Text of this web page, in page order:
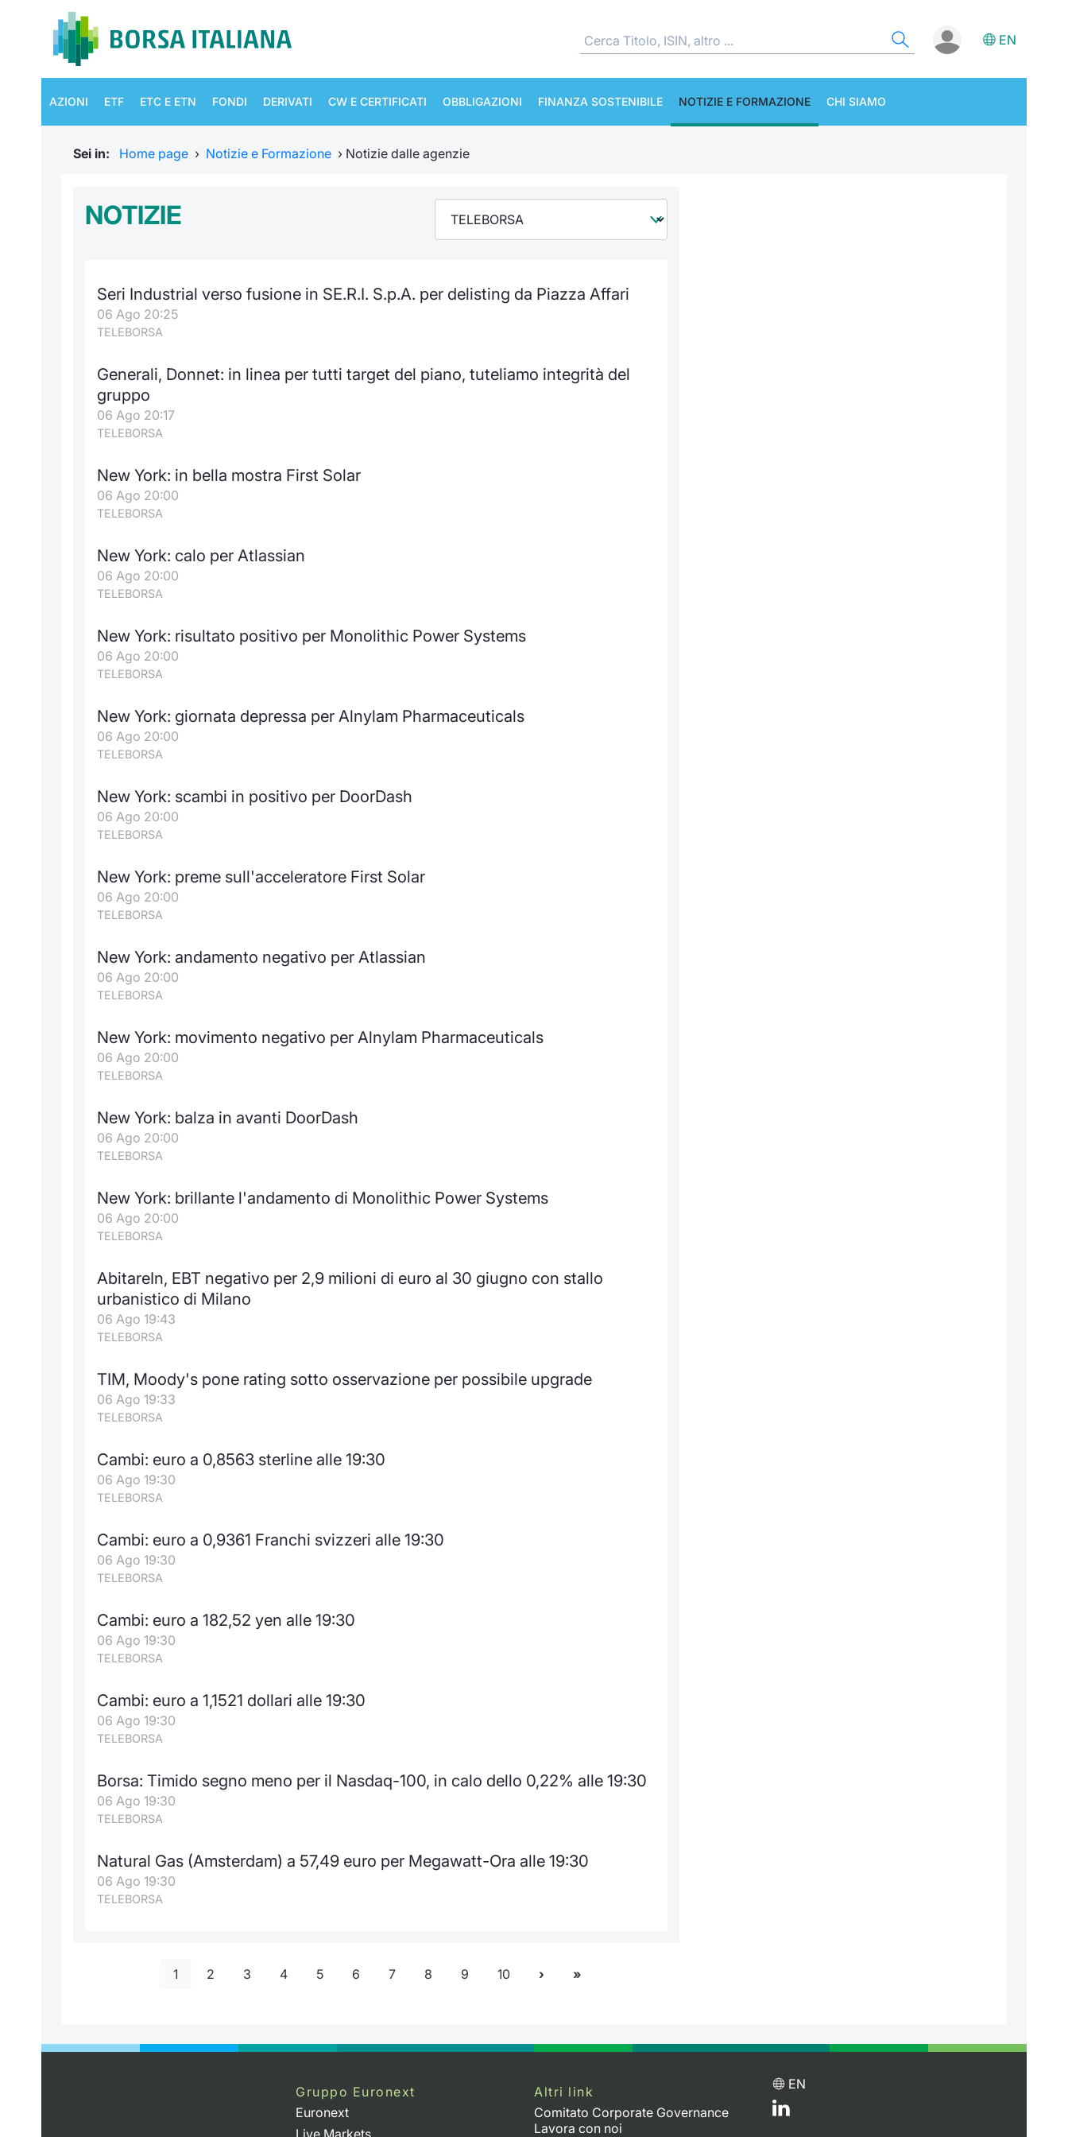
EN
AZIONI ETF ETC E ETN FONDI DERIVATI CW E CERTIFICATI OBBLIGAZIONI FINANZA SOSTENIBILE NOTIZIE E FORMAZIONE CHI SIAMO
Sei in: Home page › Notizie e Formazione › Notizie dalle agenzie
NOTIZIE
Seri Industrial verso fusione in SE.R.I. S.p.A. per delisting da Piazza Affari
06 Ago 20:25
TELEBORSA
Generali, Donnet: in linea per tutti target del piano, tuteliamo integrità del
gruppo
06 Ago 20:17
TELEBORSA
New York: in bella mostra First Solar
06 Ago 20:00
TELEBORSA
New York: calo per Atlassian
06 Ago 20:00
TELEBORSA
New York: risultato positivo per Monolithic Power Systems
06 Ago 20:00
TELEBORSA
New York: giornata depressa per Alnylam Pharmaceuticals
06 Ago 20:00
TELEBORSA
New York: scambi in positivo per DoorDash
06 Ago 20:00
TELEBORSA
New York: preme sull'acceleratore First Solar
06 Ago 20:00
TELEBORSA
New York: andamento negativo per Atlassian
06 Ago 20:00
TELEBORSA
New York: movimento negativo per Alnylam Pharmaceuticals
06 Ago 20:00
TELEBORSA
New York: balza in avanti DoorDash
06 Ago 20:00
TELEBORSA
New York: brillante l'andamento di Monolithic Power Systems
06 Ago 20:00
TELEBORSA
AbitareIn, EBT negativo per 2,9 milioni di euro al 30 giugno con stallo
urbanistico di Milano
06 Ago 19:43
TELEBORSA
TIM, Moody's pone rating sotto osservazione per possibile upgrade
06 Ago 19:33
TELEBORSA
Cambi: euro a 0,8563 sterline alle 19:30
06 Ago 19:30
TELEBORSA
Cambi: euro a 0,9361 Franchi svizzeri alle 19:30
06 Ago 19:30
TELEBORSA
Cambi: euro a 182,52 yen alle 19:30
06 Ago 19:30
TELEBORSA
Cambi: euro a 1,1521 dollari alle 19:30
06 Ago 19:30
TELEBORSA
Borsa: Timido segno meno per il Nasdaq-100, in calo dello 0,22% alle 19:30
06 Ago 19:30
TELEBORSA
Natural Gas (Amsterdam) a 57,49 euro per Megawatt-Ora alle 19:30
06 Ago 19:30
TELEBORSA
1 2 3 4 5 6 7 8 9 10
Gruppo Euronext
Euronext
Live Markets
Altri link
Comitato Corporate Governance
Lavora con noi
EN